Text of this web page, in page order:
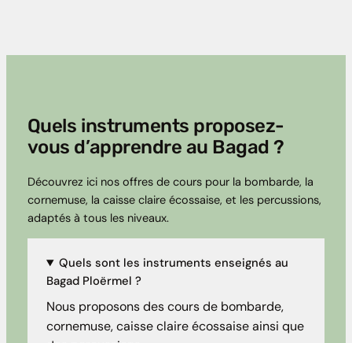
Quels instruments proposez-
vous d’apprendre au Bagad ?
Découvrez ici nos offres de cours pour la bombarde, la
cornemuse, la caisse claire écossaise, et les percussions,
adaptés à tous les niveaux.
Quels sont les instruments enseignés au
Bagad Ploërmel ?
Nous proposons des cours de bombarde,
cornemuse, caisse claire écossaise ainsi que